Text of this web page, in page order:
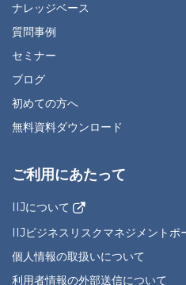
ナレッジベース
質問事例
セミナー
ブログ
初めての方へ
無料資料ダウンロード
ご利用にあたって
IIJについて
IIJビジネスリスクマネジメントポ
個人情報の取扱いについて
利用者情報の外部送信について